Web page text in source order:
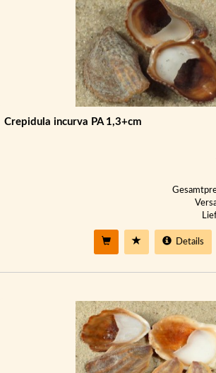
Crepidula incurva PA 1,3+cm
Details